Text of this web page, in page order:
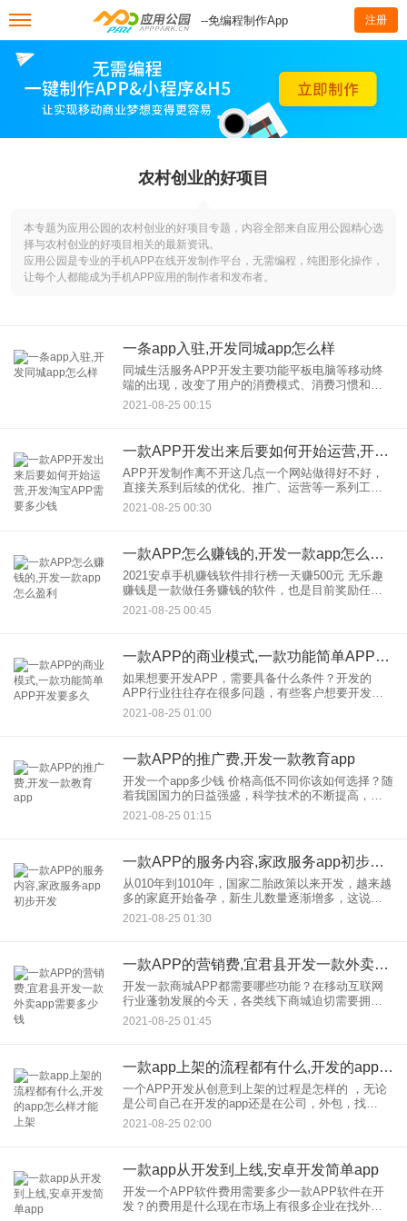
--免编程制作App 注册
农村创业的好项目
本专题为应用公园的农村创业的好项目专题，内容全部来自应用公园精心选
择与农村创业的好项目相关的最新资讯。
应用公园是专业的手机APP在线开发制作平台，无需编程，纯图形化操作，
让每个人都能成为手机APP应用的制作者和发布者。
一条app入驻,开发同城app怎么样
同城生活服务APP开发主要功能平板电脑等移动终
端的出现，改变了用户的消费模式、消费习惯和消
费行为。传统的企业必须改变营销方式，以抓住移
动用户。随着人们对生活追求的提高，生活服务app
2021-08-25 00:15
一款APP开发出来后要如何开始运营,开发淘宝APP需要多少钱
APP开发制作离不开这几点一个网站做得好不好，
直接关系到后续的优化、推广、运营等一系列工
作。同样的道理，开发进程对于一个好的APP软件
也是非常重要的。那么企业应该怎么做才能推出好
2021-08-25 00:30
一款APP怎么赚钱的,开发一款app怎么盈利
2021安卓手机赚钱软件排行榜一天赚500元 无乐趣
赚钱是一款做任务赚钱的软件，也是目前奖励任务
app中较好的一款。它任务多，提成高，名气大，日
薪高。不过，笔者的无乐趣赚钱也是好赚钱的app，
2021-08-25 00:45
一款APP的商业模式,一款功能简单APP开发要多久
如果想要开发APP，需要具备什么条件？开发的
APP行业往往存在很多问题，有些客户想要开发
APP，却不知道自己的需求。 因为他们不知道自己
需要什么样的APP，做事的时候没有计划，所以很
2021-08-25 01:00
一款APP的推广费,开发一款教育app
开发一个app多少钱 价格高低不同你该如何选择？随
着我国国力的日益强盛，科学技术的不断提高，时
代的不断进步，互联网技术已经走进了很多人的日
常生活。如今，很多人的生活几乎离不开互联网和
2021-08-25 01:15
一款APP的服务内容,家政服务app初步开发
从010年到1010年，国家二胎政策以来开发，越来越
多的家庭开始备孕，新生儿数量逐渐增多，这说明
育儿行业必然会迎来一个发展期。 忙碌的生活让很
多父母需要在养育孩子上寻求帮助，减轻负担。育
2021-08-25 01:30
一款APP的营销费,宜君县开发一款外卖app需要多少钱
开发一款商城APP都需要哪些功能？在移动互联网
行业蓬勃发展的今天，各类线下商城迫切需要拥有
开发自己的商城APP软件。 但是，如果你想在开
发，使用商城应用，你必须首先在开发和公司，找
2021-08-25 01:45
一款app上架的流程都有什么,开发的app怎么样才能上架
一个APP开发从创意到上架的过程是怎样的 ，无论
是公司自己在开发的app还是在公司，外包，找
app，在这个过程中主要有哪些内容？ 整个APP开
发流程其实总结为三个步骤：1。创意构思2。制作
2021-08-25 02:00
一款app从开发到上线,安卓开发简单app
开发一个APP软件费用需要多少一款APP软件在开
发？的费用是什么现在市场上有很多企业在找外